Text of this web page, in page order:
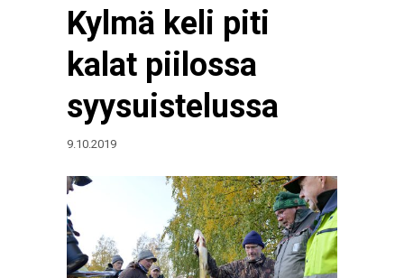
Kylmä keli piti
kalat piilossa
syysuistelussa
9.10.2019